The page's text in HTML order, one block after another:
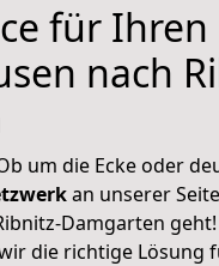
für
nach
um die Ecke oder
an unserer
Damgarten
die richtige Lösung